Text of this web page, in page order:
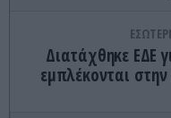
Διατάχθηκε ΕΔΕ
εμπλέκονται